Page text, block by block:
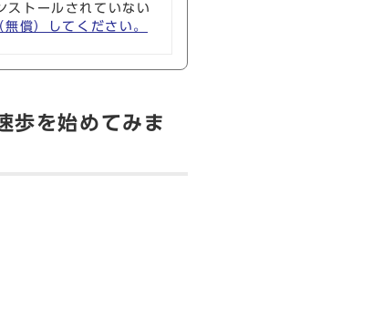
トールされていない
償）してください。
歩を始めてみま